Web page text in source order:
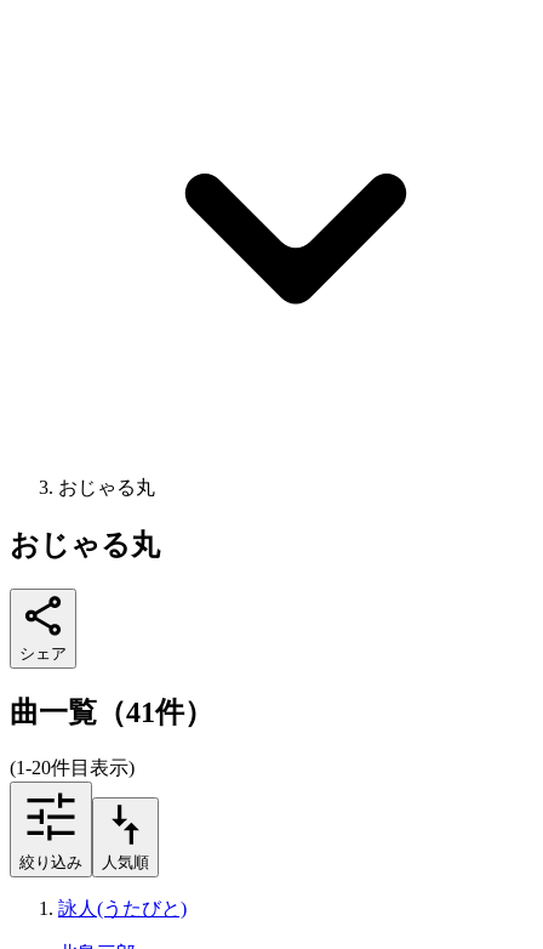
おじゃる丸
おじゃる丸
シェア
曲一覧（41件）
(1-20件目表示)
絞り込み 人気順
詠人(うたびと)